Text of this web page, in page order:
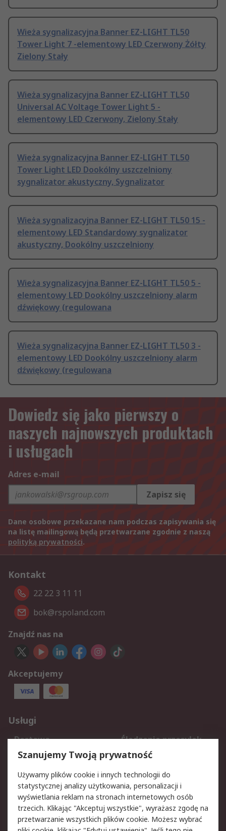
Wieża sygnalizacyjna Banner EZ-LIGHT TL50
Tower Light 7 -elementowy LED Czerwony Żółty
Zielony Stały
Wieża sygnalizacyjna Banner EZ-LIGHT TL50
Universal AC Voltage Tower Light 5 -
elementowy LED Czerwony, Zielony Stały
Wieża sygnalizacyjna Banner EZ-LIGHT TL50
Tower Light LED Dookólny uszczelniony
sygnalizator akustyczny, Sygnalizator
Wieża sygnalizacyjna Banner EZ-LIGHT TL50 15 -
elementowy LED Standardowy sygnalizator
akustyczny, Dookólny uszczelniony
Wieża sygnalizacyjna Banner EZ-LIGHT TL50 5 -
elementowy LED Dookólny uszczelniony alarm
dźwiękowy (regulowana
Wieża sygnalizacyjna Banner EZ-LIGHT TL50 3 -
elementowy LED Dookólny uszczelniony alarm
dźwiękowy (regulowana
Dowiedz się jako pierwszy o
naszych najnowszych produktach
i usługach
Adres e-mail
Zapisz się
Dane osobowe przekazane nam podczas zapisywania się
na listę mailingową będą przetwarzane zgodnie z naszą
polityką prywatności.
Kontakt
22 22 3 11 11
bok@rspoland.com
Znajdź nas na
Akceptujemy
Usługi
Dostawa
Śledzenie przesyłek
Reklamacje i zwroty
Rejestracja
Aspekty prawne
Bezpieczeństwo e-
maila
Polityka dotycząca
plików cookie
Szanujemy Twoją prywatność
Używamy plików cookie i innych technologii do
statystycznej analizy użytkowania, personalizacji i
wyświetlania reklam na stronach internetowych osób
trzecich. Klikając "Akceptuj wszystkie", wyrażasz zgodę na
przetwarzanie wszystkich plików cookie. Możesz wybrać